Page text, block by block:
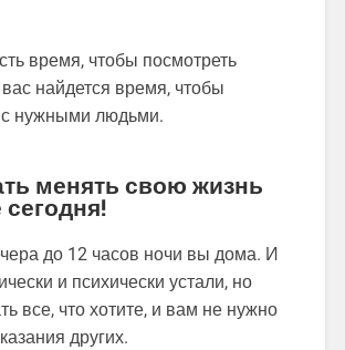
время, чтобы посмотреть
вас найдется время, чтобы
нужными людьми.
менять свою жизнь
до 12 часов ночи вы дома. И
и психически устали, но
все, что хотите, и вам не нужно
других.